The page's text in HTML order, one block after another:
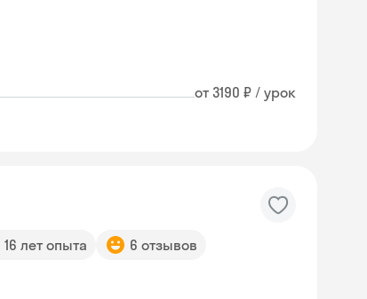
от 3190 ₽ / урок
16 лет опыта 6 отзывов